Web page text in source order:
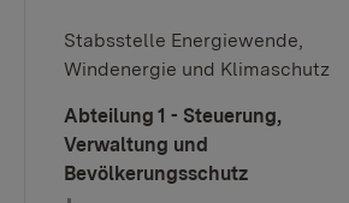
Stabsstelle Energiewende,
Windenergie und Klimaschutz
Abteilung 1 - Steuerung,
Verwaltung und
Bevölkerungsschutz